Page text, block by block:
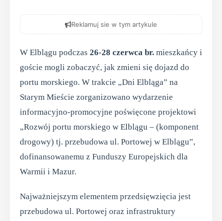
Reklamuj sie w tym artykule
W Elblągu podczas 26-28 czerwca br. mieszkańcy i
goście mogli zobaczyć, jak zmieni się dojazd do
portu morskiego. W trakcie „Dni Elbląga” na
Starym Mieście zorganizowano wydarzenie
informacyjno-promocyjne poświęcone projektowi
„Rozwój portu morskiego w Elblągu – (komponent
drogowy) tj. przebudowa ul. Portowej w Elblągu”,
dofinansowanemu z Funduszy Europejskich dla
Warmii i Mazur.
Najważniejszym elementem przedsięwzięcia jest
przebudowa ul. Portowej oraz infrastruktury